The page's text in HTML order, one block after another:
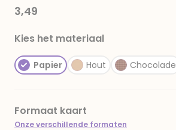
3,49
Kies het materiaal
Papier Hout Chocolade
Formaat kaart
Onze verschillende formaten